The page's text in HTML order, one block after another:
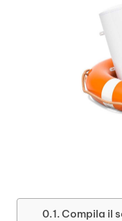
Compila il